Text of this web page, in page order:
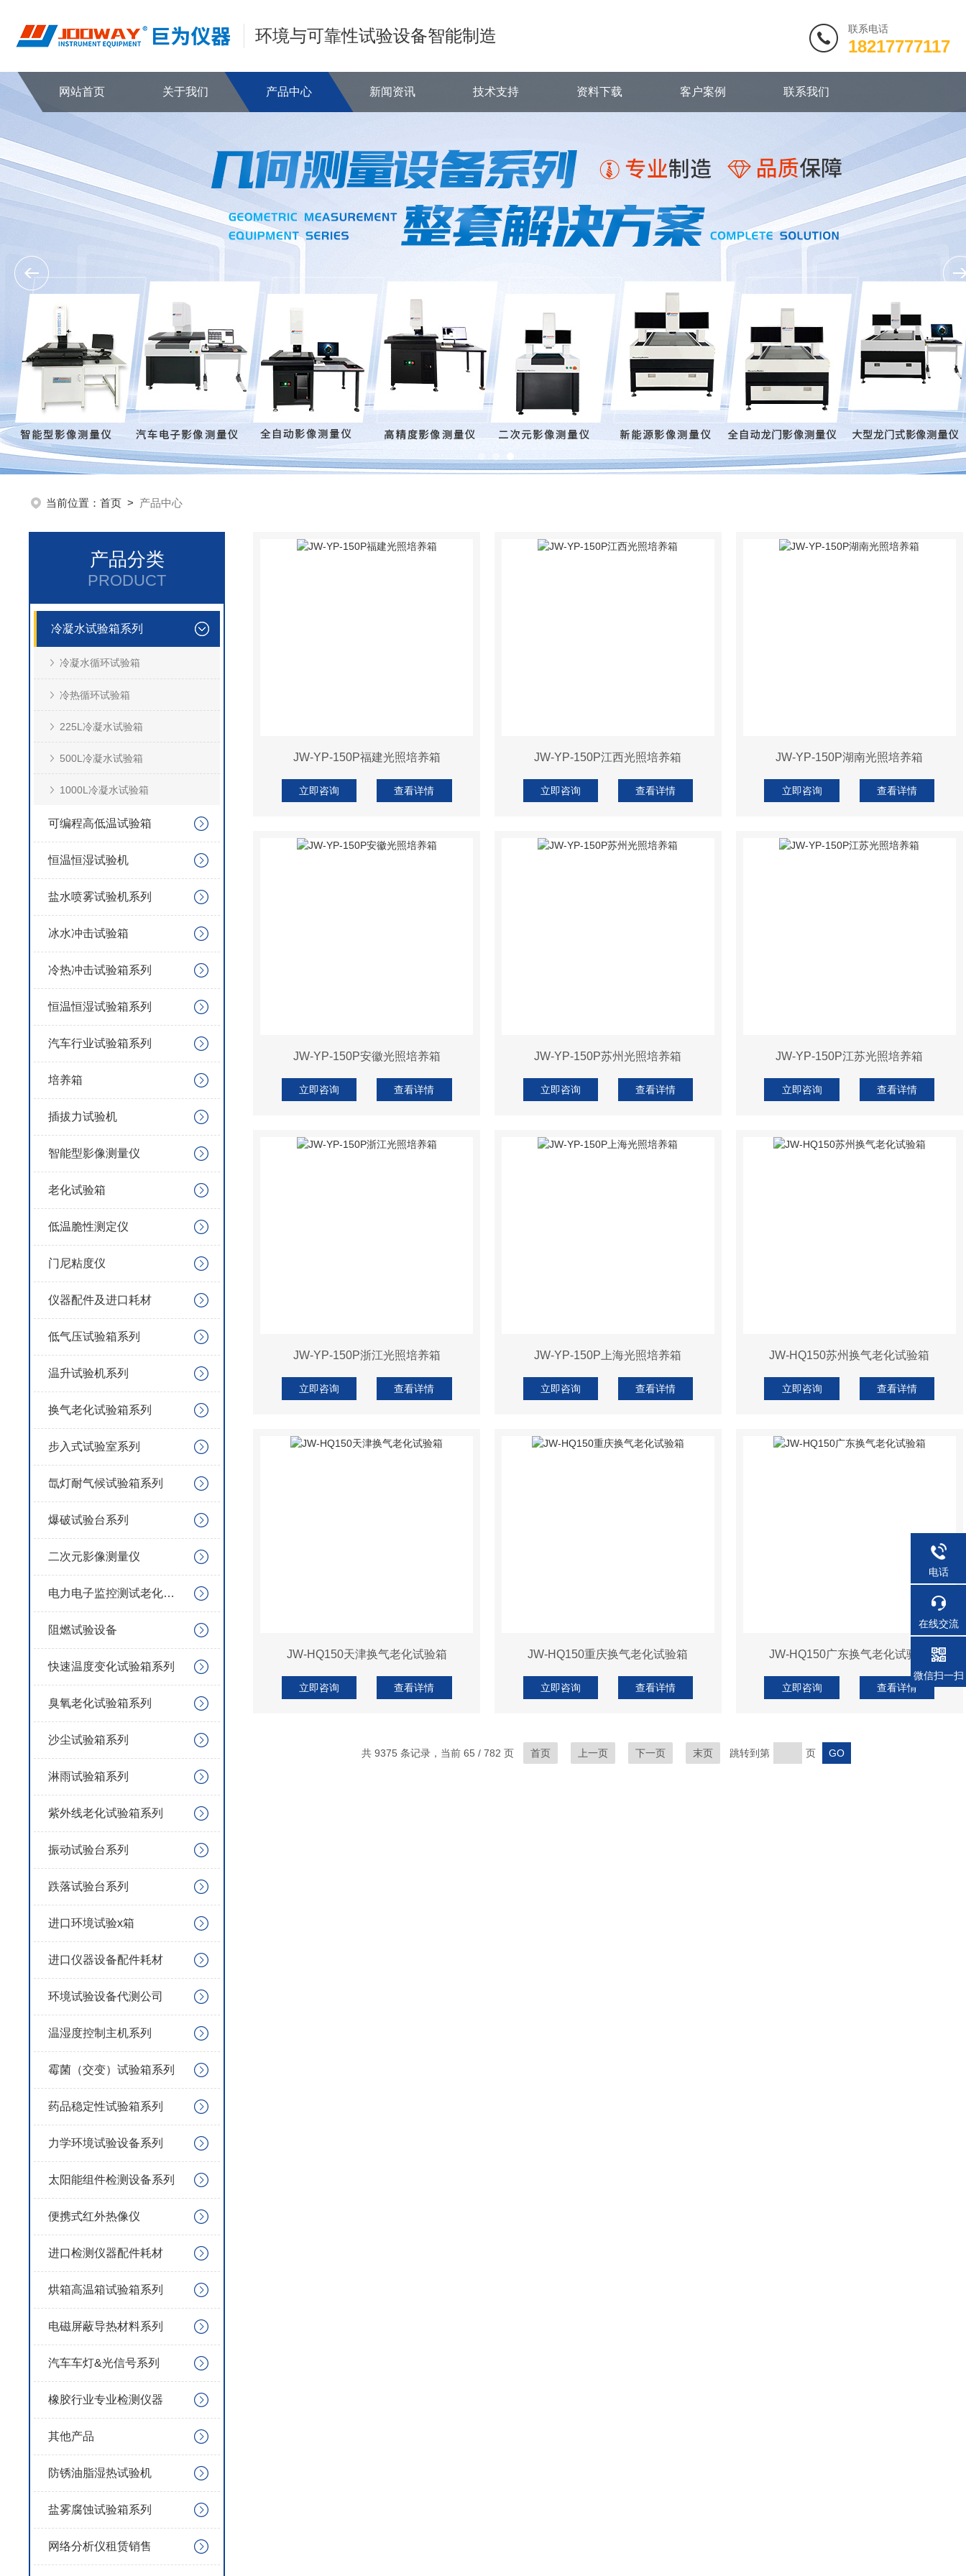
环境与可靠性试验设备智能制造 联系电话
18217777117
网站首页 关于我们 产品中心 新闻资讯 技术支持 资料下载 客户案例 联系我们
当前位置： 首页 > 产品中心
产品分类
PRODUCT
冷凝水试验箱系列
冷凝水循环试验箱
冷热循环试验箱
225L冷凝水试验箱
500L冷凝水试验箱
1000L冷凝水试验箱
可编程高低温试验箱
恒温恒湿试验机
盐水喷雾试验机系列
冰水冲击试验箱
冷热冲击试验箱系列
恒温恒湿试验箱系列
汽车行业试验箱系列
培养箱
插拔力试验机
智能型影像测量仪
老化试验箱
低温脆性测定仪
门尼粘度仪
仪器配件及进口耗材
低气压试验箱系列
温升试验机系列
换气老化试验箱系列
步入式试验室系列
氙灯耐气候试验箱系列
爆破试验台系列
二次元影像测量仪
电力电子监控测试老化试验
阻燃试验设备
快速温度变化试验箱系列
臭氧老化试验箱系列
沙尘试验箱系列
淋雨试验箱系列
紫外线老化试验箱系列
振动试验台系列
跌落试验台系列
进口环境试验x箱
进口仪器设备配件耗材
环境试验设备代测公司
温湿度控制主机系列
霉菌（交变）试验箱系列
药品稳定性试验箱系列
力学环境试验设备系列
太阳能组件检测设备系列
便携式红外热像仪
进口检测仪器配件耗材
烘箱高温箱试验箱系列
电磁屏蔽导热材料系列
汽车车灯&光信号系列
橡胶行业专业检测仪器
其他产品
防锈油脂湿热试验机
盐雾腐蚀试验箱系列
网络分析仪租赁销售
JW-YP-150P福建光照培养箱
立即咨询 查看详情
JW-YP-150P江西光照培养箱
立即咨询 查看详情
JW-YP-150P湖南光照培养箱
立即咨询 查看详情
JW-YP-150P安徽光照培养箱
立即咨询 查看详情
JW-YP-150P苏州光照培养箱
立即咨询 查看详情
JW-YP-150P江苏光照培养箱
立即咨询 查看详情
JW-YP-150P浙江光照培养箱
立即咨询 查看详情
JW-YP-150P上海光照培养箱
立即咨询 查看详情
JW-HQ150苏州换气老化试验箱
立即咨询 查看详情
JW-HQ150天津换气老化试验箱
立即咨询 查看详情
JW-HQ150重庆换气老化试验箱
立即咨询 查看详情
JW-HQ150广东换气老化试验箱
立即咨询 查看详情
共 9375 条记录，当前 65 / 782 页 首页 上一页 下一页 末页 跳转到第 页
电话
在线交流
微信扫一扫